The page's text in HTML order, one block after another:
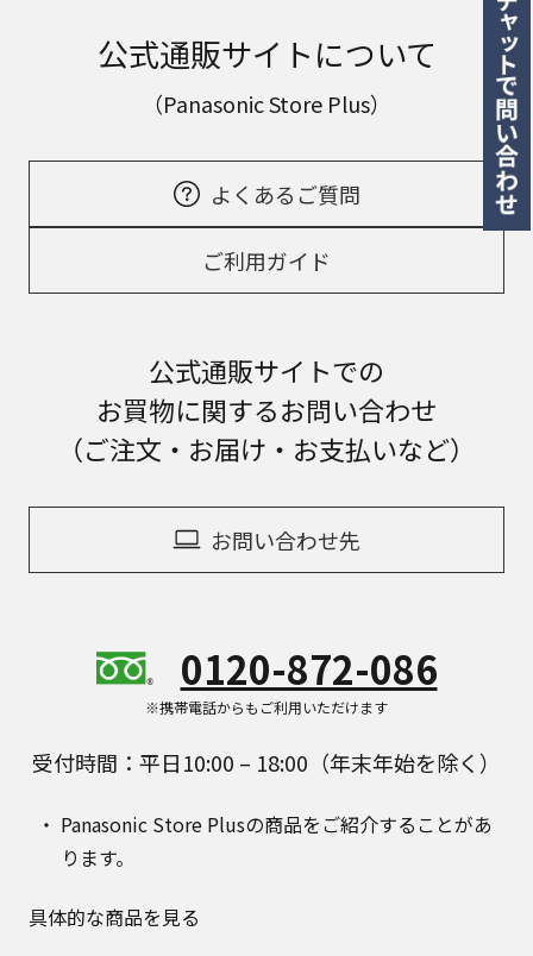
公式通販サイトについて
（Panasonic Store Plus）
よくあるご質問
ご利用ガイド
公式通販サイトでの
お買物に関するお問い合わせ
（ご注文・お届け・お支払いなど）
お問い合わせ先
0120-872-086
※携帯電話からもご利用いただけます
受付時間：平日10:00 – 18:00（年末年始を除く）
Panasonic Store Plusの商品をご紹介することがあ
ります。
具体的な商品を見る